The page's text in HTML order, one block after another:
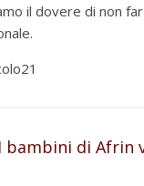
il dovere di non
bambini di